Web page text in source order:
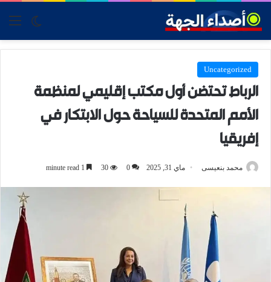
skin
Uncategorized
الرباط تحتضن أول مكتب إقليمي لمنظمة
الأمم المتحدة للسياحة حول الابتكار في
إفريقيا
محمد بنعيسى ماي 31, 2025 0
30